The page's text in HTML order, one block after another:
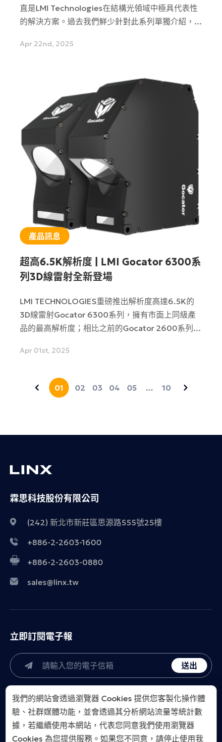
直是LMI Technologies在結構光領域中極具代表性
的解決方案。過去我們鮮少針對此系列單獨介紹，希
Apr 22nd, 2025
產品訊息
超高6.5K解析度 | LMI Gocator 6300系
列3D線雷射全新登場
LMI TECHNOLOGIES重磅推出解析度高達6.5K的
3D線雷射Gocator 6300系列，擁有市面上同級產
品的最高解析度；相比之前的Gocator 2600系列，
之外，它還擁有2.1µm超精細X解析度等特色，可以
Apr 01st, 2025
01 02 03 04 05 … 10
霖思科技股份有限公司
(242) 新北市新莊區思源路555號25樓
+886-2-2603-1600
+886-2-2603-0880
sales@linx.tw
立即訂閱電子報
送出
我們的網站會透過瀏覽器 Cookies 提供您客製化操作體
驗、社群媒體功能，並會透過其分析網站流量等統計數
據，若繼續使用本網站，代表您同意我們使用瀏覽器
Cookies 為您提供服務。如果您不同意，請停止使用我